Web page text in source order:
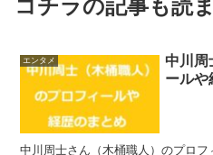
コチラの記事も読
エンタメ
中川周
ールや
中川周士さん（木桶職人）のプロ